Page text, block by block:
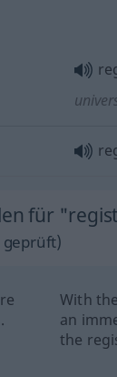
für
geprüft)
With
an
the